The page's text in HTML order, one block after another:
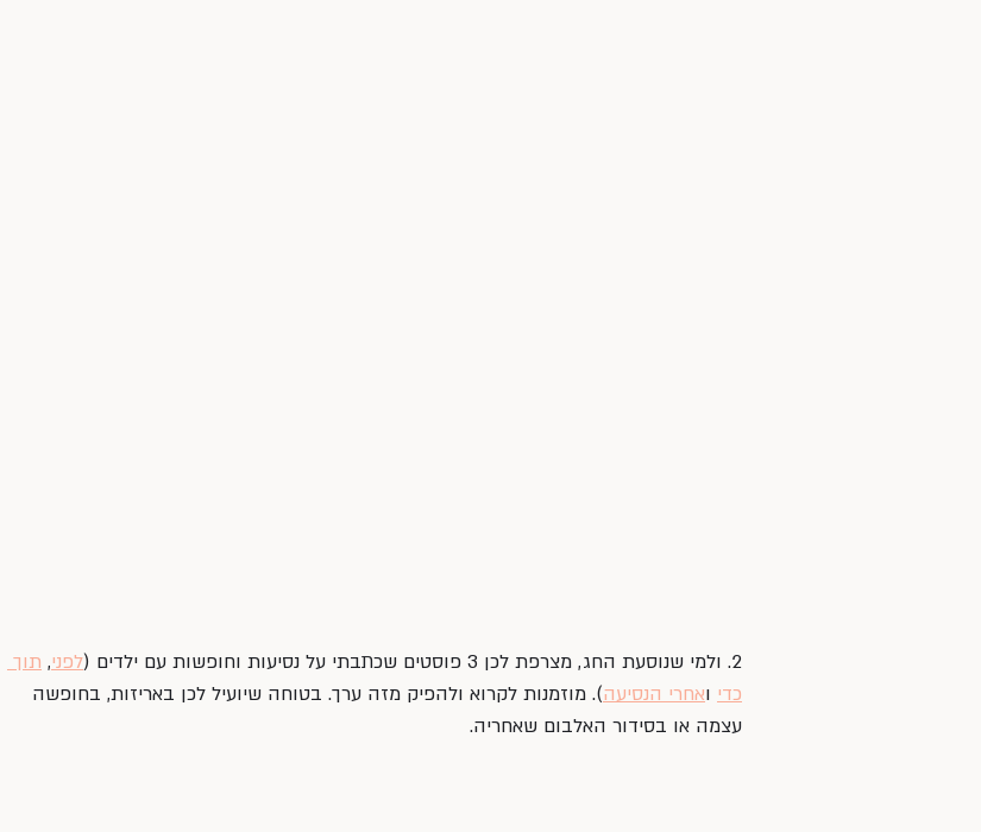
2. ולמי שנוסעת החג, מצרפת לכן 3 פוסטים שכתבתי על נסיעות וחופשות עם ילדים ( לפני, תוך
כדי ואחרי הנסיעה). מוזמנות לקרוא ולהפיק מזה ערך. בטוחה שיועיל לכן באריזות, בחופשה
עצמה או בסידור האלבום שאחריה.